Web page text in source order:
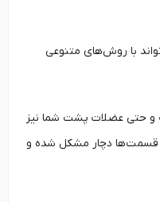
با روش‌های متنوعی
و حتی عضلات پشت شما نیز
قسمت‌ها دچار مشکل شده و